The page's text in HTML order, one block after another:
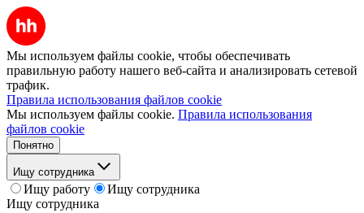
Мы используем файлы cookie, чтобы обеспечивать
правильную работу нашего веб-сайта и анализировать сетевой
трафик.
Правила использования файлов cookie
Мы используем файлы cookie. Правила использования
файлов cookie
Понятно
Ищу сотрудника
Ищу работу
Ищу сотрудника
Ищу сотрудника